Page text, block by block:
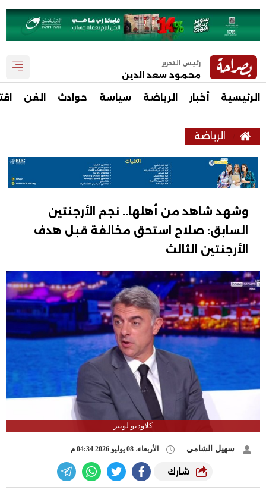
رئيس التحرير
محمود سعد الدين
الرئيسية أخبار الرياضة سياسة حوادث الفن
الرياضة
وشهد شاهد من أهلها.. نجم الأرجنتين
السابق: صلاح استحق مخالفة قبل هدف
الأرجنتين الثالث
كلاوديو لوبيز
سهيل الشامي الأربعاء، 08 يوليو 2026 04:34 م
شارك